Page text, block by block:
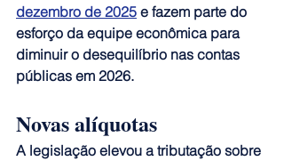
dezembro de 2025 e fazem parte do
esforço da equipe econômica para
diminuir o desequilíbrio nas contas
públicas em 2026.
Novas alíquotas
A legislação elevou a tributação sobre